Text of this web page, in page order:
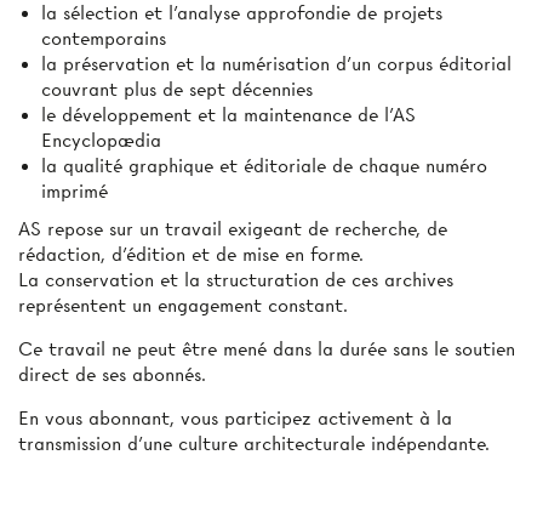
la sélection et l’analyse approfondie de projets
contemporains
la préservation et la numérisation d’un corpus éditorial
couvrant plus de sept décennies
le développement et la maintenance de l’AS
Encyclopædia
la qualité graphique et éditoriale de chaque numéro
imprimé
AS repose sur un travail exigeant de recherche, de
rédaction, d’édition et de mise en forme.
La conservation et la structuration de ces archives
représentent un engagement constant.
Ce travail ne peut être mené dans la durée sans le soutien
direct de ses abonnés.
En vous abonnant, vous participez activement à la
transmission d’une culture architecturale indépendante.